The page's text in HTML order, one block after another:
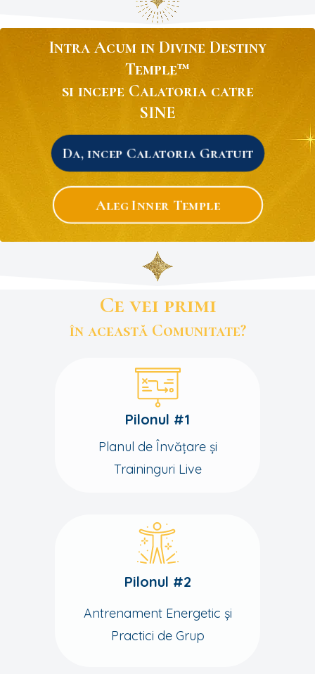
Intra Acum in Divine Destiny
Temple™
si incepe Calatoria catre
SINE
Da, incep Calatoria Gratuit
Aleg Inner Temple
în această Comunitate?
Ce vei primi
Pilonul #1
Planul de Învățare și
Traininguri Live
Antrenament Energetic și
Practici de Grup
Pilonul #2